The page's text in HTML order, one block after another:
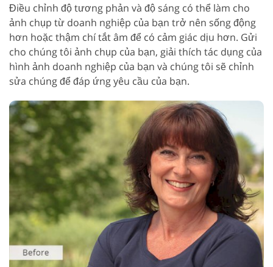
Điều chỉnh độ tương phản và độ sáng có thể làm cho
ảnh chụp từ doanh nghiệp của bạn trở nên sống động
hơn hoặc thậm chí tắt âm để có cảm giác dịu hơn. Gửi
cho chúng tôi ảnh chụp của bạn, giải thích tác dụng của
hình ảnh doanh nghiệp của bạn và chúng tôi sẽ chỉnh
sửa chúng để đáp ứng yêu cầu của bạn.